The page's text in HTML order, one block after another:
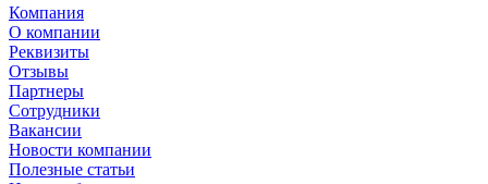
Компания
О компании
Реквизиты
Отзывы
Партнеры
Сотрудники
Вакансии
Новости компании
Полезные статьи